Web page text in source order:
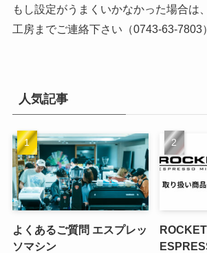
もし設定がうまくいかなかった場合は
工房までご連絡下さい（0743-63-7803
人気記事
よくあるご質問 エスプレッ
ソマシン
ROCKET